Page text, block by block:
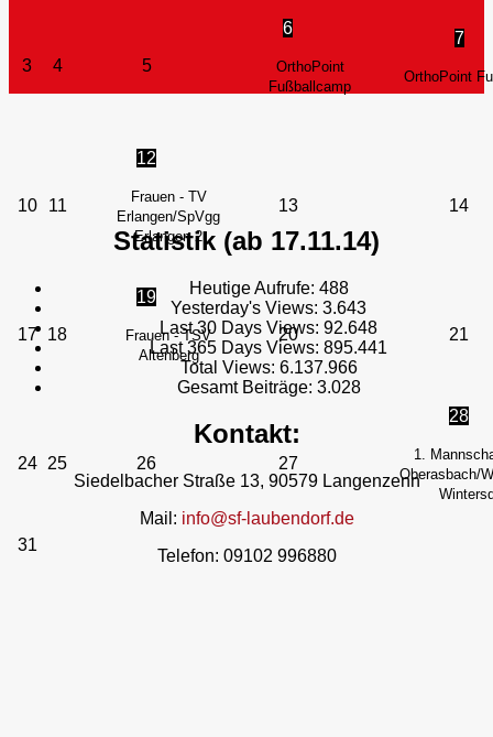
3 4 5
6
OrthoPoint
Fußballcamp
7
OrthoPoint
10 11
12
Frauen - TV
Erlangen/SpVgg
Erlangen 2
13 14
17 18
19
Frauen - TSV
Altenberg
20 21
24 25 26 27
28
1.
Oberasbach/
31
Statistik (ab 17.11.14)
Heutige Aufrufe: 488
Yesterday's Views: 3.643
Last 30 Days Views: 92.648
Last 365 Days Views: 895.441
Total Views: 6.137.966
Gesamt Beiträge: 3.028
Kontakt:
Siedelbacher Straße 13, 90579 Langenzenn
Mail: info@sf-laubendorf.de
Telefon: 09102 996880